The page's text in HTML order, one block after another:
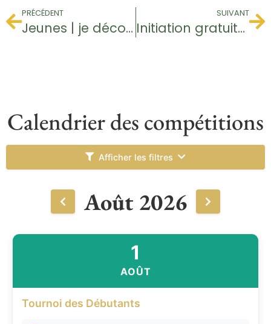
PRÉCÉDENT
Jeunes | je découvre le golf
SUIVANT
Initiation gratuite – Baptême de golf
Calendrier des compétitions
Afficher les filtres
Août 2026
1
AOÛT
Tournoi des Débutants